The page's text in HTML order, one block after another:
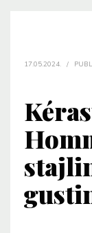
17.05.2024. /